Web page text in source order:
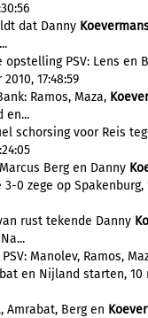
dat Danny
PSV: Lens en
17:48:59
Ramos, Maza,
en...
schorsing voor Reis
Berg en Danny
0 zege op Spakenburg,
rust tekende Danny
Manolev, Ramos,
en Nijland starten, 10
Amrabat, Berg en